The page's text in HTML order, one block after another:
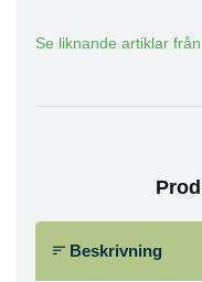
Se liknande artiklar från
Beskrivning